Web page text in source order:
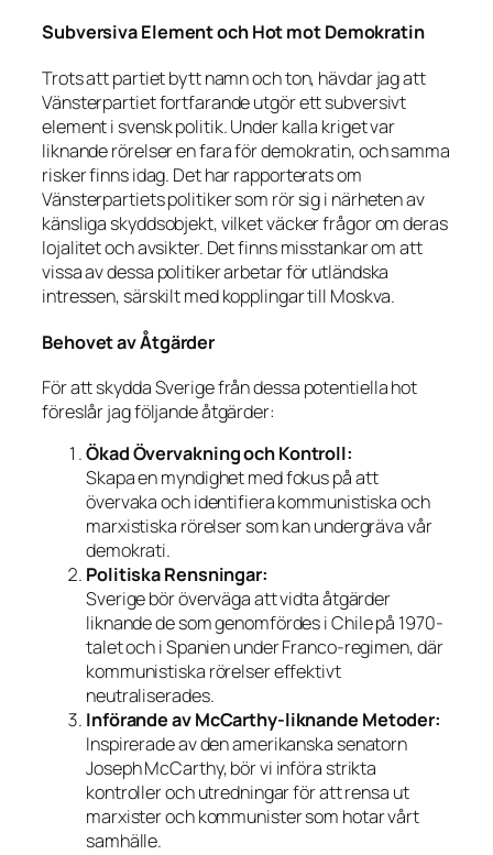
Subversiva Element och Hot mot Demokratin
Trots att partiet bytt namn och ton, hävdar jag att
Vänsterpartiet fortfarande utgör ett subversivt
element i svensk politik. Under kalla kriget var
liknande rörelser en fara för demokratin, och samma
risker finns idag. Det har rapporterats om
Vänsterpartiets politiker som rör sig i närheten av
känsliga skyddsobjekt, vilket väcker frågor om deras
lojalitet och avsikter. Det finns misstankar om att
vissa av dessa politiker arbetar för utländska
intressen, särskilt med kopplingar till Moskva.
Behovet av Åtgärder
För att skydda Sverige från dessa potentiella hot
föreslår jag följande åtgärder:
Ökad Övervakning och Kontroll:
Skapa en myndighet med fokus på att
övervaka och identifiera kommunistiska och
marxistiska rörelser som kan undergräva vår
demokrati.
Politiska Rensningar:
Sverige bör överväga att vidta åtgärder
liknande de som genomfördes i Chile på 1970-
talet och i Spanien under Franco-regimen, där
kommunistiska rörelser effektivt
neutraliserades.
Införande av McCarthy-liknande Metoder:
Inspirerade av den amerikanska senatorn
Joseph McCarthy, bör vi införa strikta
kontroller och utredningar för att rensa ut
marxister och kommunister som hotar vårt
samhälle.